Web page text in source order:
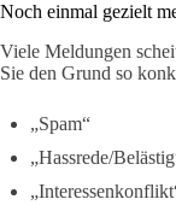
Noch einmal gezielt
Viele Meldungen
Sie den Grund so
„Spam“
„Hassrede/